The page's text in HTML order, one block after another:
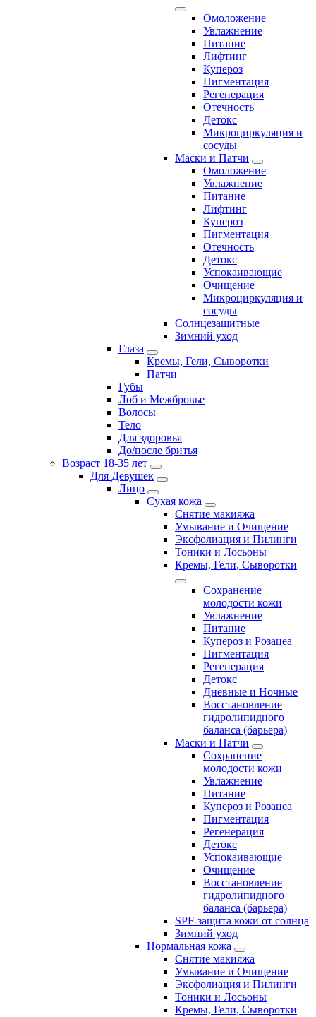
Омоложение
Увлажнение
Питание
Лифтинг
Купероз
Пигментация
Регенерация
Отечность
Детокс
Микроциркуляция и
сосуды
Маски и Патчи
Омоложение
Увлажнение
Питание
Лифтинг
Купероз
Пигментация
Отечность
Детокс
Успокаивающие
Очищение
Микроциркуляция и
сосуды
Солнцезащитные
Зимний уход
Глаза
Кремы, Гели, Сыворотки
Патчи
Губы
Лоб и Межбровье
Волосы
Тело
Для здоровья
До/после бритья
Возраст 18-35 лет
Для Девушек
Лицо
Сухая кожа
Снятие макияжа
Умывание и Очищение
Эксфолиация и Пилинги
Тоники и Лосьоны
Кремы, Гели, Сыворотки
Сохранение
молодости кожи
Увлажнение
Питание
Купероз и Розацеа
Пигментация
Регенерация
Детокс
Дневные и Ночные
Восстановление
гидролипидного
баланса (барьера)
Маски и Патчи
Сохранение
молодости кожи
Увлажнение
Питание
Купероз и Розацеа
Пигментация
Регенерация
Детокс
Успокаивающие
Очищение
Восстановление
гидролипидного
баланса (барьера)
SPF-защита кожи от солнца
Зимний уход
Нормальная кожа
Снятие макияжа
Умывание и Очищение
Эксфолиация и Пилинги
Тоники и Лосьоны
Кремы, Гели, Сыворотки